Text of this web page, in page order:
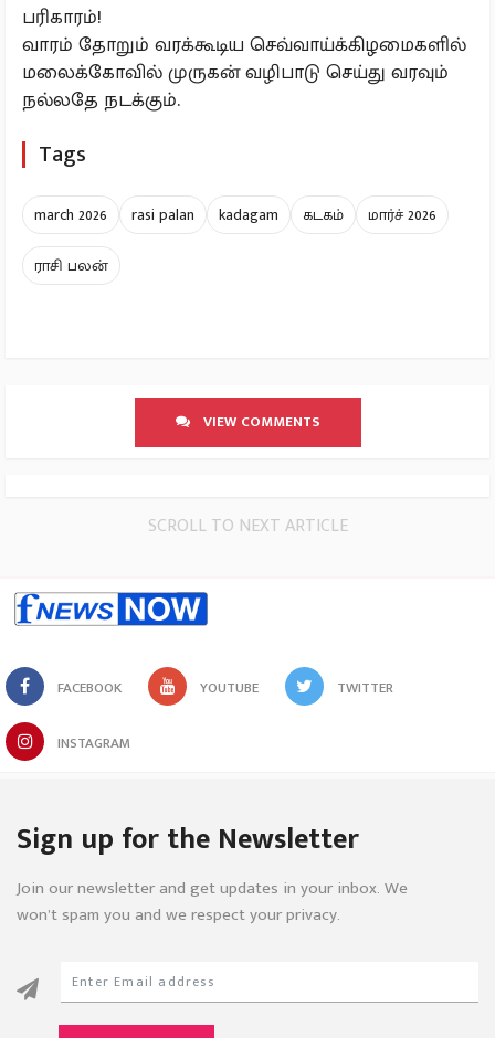
பரிகாரம்!
வாரம் தோறும் வரக்கூடிய செவ்வாய்க்கிழமைகளில்
மலைக்கோவில் முருகன் வழிபாடு செய்து வரவும்
நல்லதே நடக்கும்.
Tags
march 2026 rasi palan kadagam கடகம்
மார்ச் 2026
ராசி பலன்
VIEW COMMENTS
SCROLL TO NEXT ARTICLE
FACEBOOK YOUTUBE TWITTER
INSTAGRAM
Sign up for the Newsletter
Join our newsletter and get updates in your inbox. We
won’t spam you and we respect your privacy.